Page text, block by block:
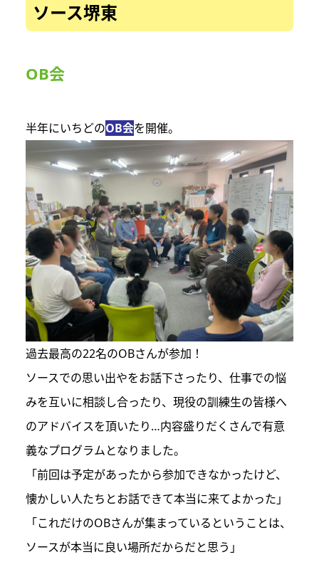
ソース堺東
OB会
半年にいちどのOB会を開催。
過去最高の22名のOBさんが参加！
ソースでの思い出やをお話下さったり、仕事での悩
みを互いに相談し合ったり、現役の訓練生の皆様へ
のアドバイスを頂いたり…内容盛りだくさんで有意
義なプログラムとなりました。
「前回は予定があったから参加できなかったけど、
懐かしい人たちとお話できて本当に来てよかった」
「これだけのOBさんが集まっているということは、
ソースが本当に良い場所だからだと思う」